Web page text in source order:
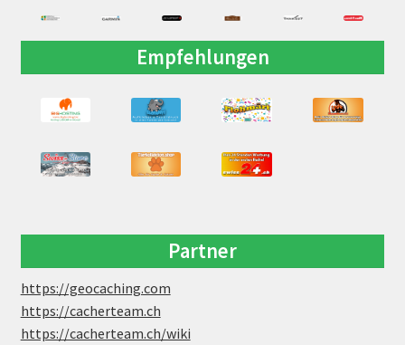
Empfehlungen
Partner
https://geocaching.com
https://cacherteam.ch
https://cacherteam.ch/wiki